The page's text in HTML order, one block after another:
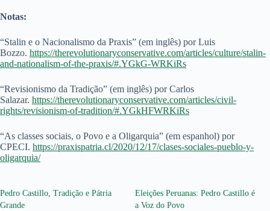
Notas:
“Stalin e o Nacionalismo da Praxis” (em inglês) por Luis
Bozzo. https://therevolutionaryconservative.com/articles/culture/stalin-
and-nationalism-of-the-praxis/#.YGkG-WRKiRs
“Revisionismo da Tradição” (em inglês) por Carlos
Salazar. https://therevolutionaryconservative.com/articles/civil-
rights/revisionism-of-tradition/#.YGkHFWRKiRs
“As classes sociais, o Povo e a Oligarquia” (em espanhol) por
CPECI. https://praxispatria.cl/2020/12/17/clases-sociales-pueblo-y-
oligarquia/
Pedro Castillo, Tradição e Pátria
Grande
Eleições Peruanas: Pedro Castillo é
a Voz do Povo